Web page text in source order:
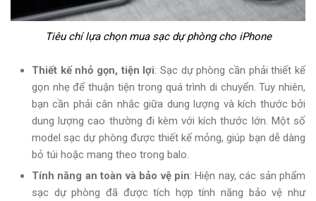
Tiêu chí lựa chọn mua sạc dự phòng cho iPhone
Thiết kế nhỏ gọn, tiện lợi: Sạc dự phòng cần phải thiết kế
gọn nhẹ để thuận tiện trong quá trình di chuyển. Tuy nhiên,
bạn cần phải cân nhắc giữa dung lượng và kích thước bởi
dung lượng cao thường đi kèm với kích thước lớn. Một số
model sạc dự phòng được thiết kế mỏng, giúp bạn dễ dàng
bỏ túi hoặc mang theo trong balo.
Tính năng an toàn và bảo vệ pin: Hiện nay, các sản phẩm
sạc dự phòng đã được tích hợp tính năng bảo vệ như